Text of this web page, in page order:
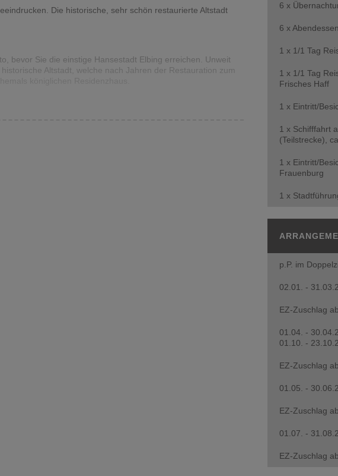
Die historische, sehr schön restaurierte Altstadt
bevor Sie die einstige Hansestadt Elbing erreichen. Unweit
Altstadt, welche nach Jahren der Restauration zum
Gleich nebenan empfiehlt sich das weltbekannte
6 x
6 x Abendessen
1 x 1/1 Tag
1 x 1/1 Tag
Frisches Haff
1 x Eintritt/
1 x Schifffahrt
(Teilstrecke),
1 x Eintritt/
Frauenburg
1 x
p.P. im
02.01. -
EZ-Zuschlag ab
01.04. -
01.10. -
EZ-Zuschlag ab
01.05. -
EZ-Zuschlag ab
01.07. -
EZ-Zuschlag ab